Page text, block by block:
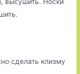
сделать клизму